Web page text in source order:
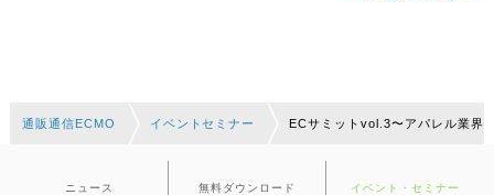
通販通信ECMO イベントセミナー ECサミットvol.3〜アパレル業界
ニュース 無料ダウンロード イベント・セミナー